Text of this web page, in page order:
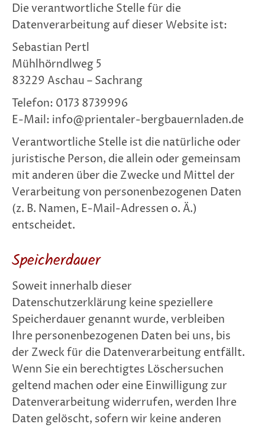
Die verantwortliche Stelle für die
Datenverarbeitung auf dieser Website ist:
Sebastian Pertl
Mühlhörndlweg 5
83229 Aschau – Sachrang
Telefon: 0173 8739996
E-Mail: info@prientaler-bergbauernladen.de
Verantwortliche Stelle ist die natürliche oder
juristische Person, die allein oder gemeinsam
mit anderen über die Zwecke und Mittel der
Verarbeitung von personenbezogenen Daten
(z. B. Namen, E-Mail-Adressen o. Ä.)
entscheidet.
Speicherdauer
Soweit innerhalb dieser
Datenschutzerklärung keine speziellere
Speicherdauer genannt wurde, verbleiben
Ihre personenbezogenen Daten bei uns, bis
der Zweck für die Datenverarbeitung entfällt.
Wenn Sie ein berechtigtes Löschersuchen
geltend machen oder eine Einwilligung zur
Datenverarbeitung widerrufen, werden Ihre
Daten gelöscht, sofern wir keine anderen